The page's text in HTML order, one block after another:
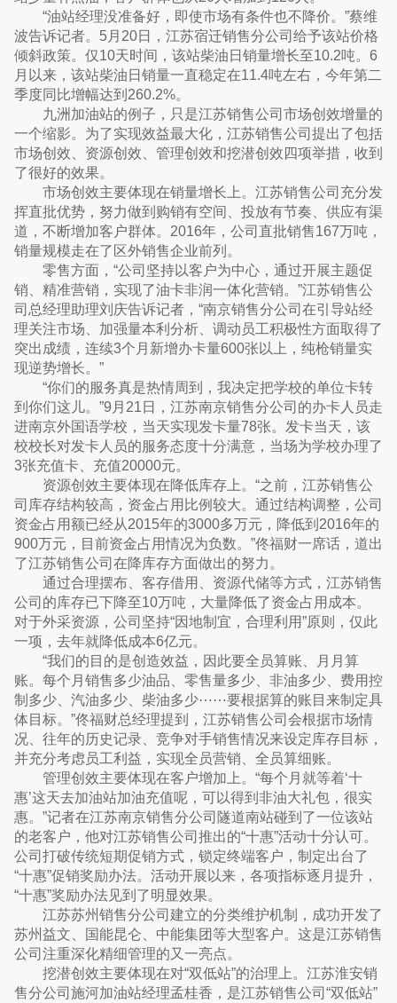
“油站经理没准备好，即使市场有条件也不降价。”蔡维
波告诉记者。5月20日，江苏宿迁销售分公司给予该站价格
倾斜政策。仅10天时间，该站柴油日销量增长至10.2吨。6
月以来，该站柴油日销量一直稳定在11.4吨左右，今年第二
季度同比增幅达到260.2%。
九洲加油站的例子，只是江苏销售公司市场创效增量的
一个缩影。为了实现效益最大化，江苏销售公司提出了包括
市场创效、资源创效、管理创效和挖潜创效四项举措，收到
了很好的效果。
市场创效主要体现在销量增长上。江苏销售公司充分发
挥直批优势，努力做到购销有空间、投放有节奏、供应有渠
道，不断增加客户群体。2016年，公司直批销售167万吨，
销量规模走在了区外销售企业前列。
零售方面，“公司坚持以客户为中心，通过开展主题促
销、精准营销，实现了油卡非润一体化营销。”江苏销售公
司总经理助理刘庆告诉记者，“南京销售分公司在引导站经
理关注市场、加强量本利分析、调动员工积极性方面取得了
突出成绩，连续3个月新增办卡量600张以上，纯枪销量实
现逆势增长。”
“你们的服务真是热情周到，我决定把学校的单位卡转
到你们这儿。”9月21日，江苏南京销售分公司的办卡人员走
进南京外国语学校，当天实现发卡量78张。发卡当天，该
校校长对发卡人员的服务态度十分满意，当场为学校办理了
3张充值卡、充值20000元。
资源创效主要体现在降低库存上。“之前，江苏销售公
司库存结构较高，资金占用比例较大。通过结构调整，公司
资金占用额已经从2015年的3000多万元，降低到2016年的
900万元，目前资金占用情况为负数。”佟福财一席话，道出
了江苏销售公司在降库存方面做出的努力。
通过合理摆布、客存借用、资源代储等方式，江苏销售
公司的库存已下降至10万吨，大量降低了资金占用成本。
对于外采资源，公司坚持“因地制宜，合理利用”原则，仅此
一项，去年就降低成本6亿元。
“我们的目的是创造效益，因此要全员算账、月月算
账。每个月销售多少油品、零售量多少、非油多少、费用控
制多少、汽油多少、柴油多少⋯⋯要根据算的账目来制定具
体目标。”佟福财总经理提到，江苏销售公司会根据市场情
况、往年的历史记录、竞争对手销售情况来设定库存目标，
并充分考虑员工利益，实现全员营销、全员算细账。
管理创效主要体现在客户增加上。“每个月就等着‘十
惠’这天去加油站加油充值呢，可以得到非油大礼包，很实
惠。”记者在江苏南京销售分公司隧道南站碰到了一位该站
的老客户，他对江苏销售公司推出的“十惠”活动十分认可。
公司打破传统短期促销方式，锁定终端客户，制定出台了
“十惠”促销奖励办法。活动开展以来，各项指标逐月提升，
“十惠”奖励办法见到了明显效果。
江苏苏州销售分公司建立的分类维护机制，成功开发了
苏州益文、国能昆仑、中能集团等大型客户。这是江苏销售
公司注重深化精细管理的又一亮点。
挖潜创效主要体现在对“双低站”的治理上。江苏淮安销
售分公司施河加油站经理孟桂香，是江苏销售公司“双低站”